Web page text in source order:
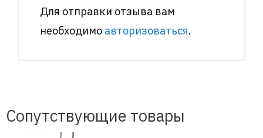
Для отправки отзыва вам
необходимо авторизоваться.
Сопутствующие товары